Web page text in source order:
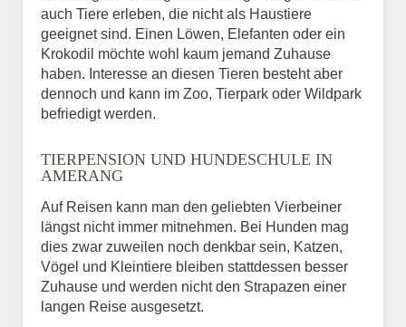
auch Tiere erleben, die nicht als Haustiere
geeignet sind. Einen Löwen, Elefanten oder ein
Krokodil möchte wohl kaum jemand Zuhause
haben. Interesse an diesen Tieren besteht aber
dennoch und kann im Zoo, Tierpark oder Wildpark
befriedigt werden.
TIERPENSION UND HUNDESCHULE IN
AMERANG
Auf Reisen kann man den geliebten Vierbeiner
längst nicht immer mitnehmen. Bei Hunden mag
dies zwar zuweilen noch denkbar sein, Katzen,
Vögel und Kleintiere bleiben stattdessen besser
Zuhause und werden nicht den Strapazen einer
langen Reise ausgesetzt.